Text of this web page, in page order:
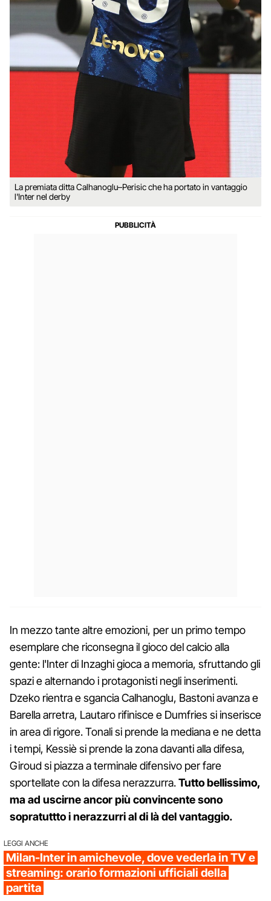
La premiata ditta Calhanoglu–Perisic che ha portato in vantaggio
l'Inter nel derby
In mezzo tante altre emozioni, per un primo tempo
esemplare che riconsegna il gioco del calcio alla
gente: l'Inter di Inzaghi gioca a memoria, sfruttando gli
spazi e alternando i protagonisti negli inserimenti.
Dzeko rientra e sgancia Calhanoglu, Bastoni avanza e
Barella arretra, Lautaro rifinisce e Dumfries si inserisce
in area di rigore. Tonali si prende la mediana e ne detta
i tempi, Kessiè si prende la zona davanti alla difesa,
Giroud si piazza a terminale difensivo per fare
sportellate con la difesa nerazzurra.Tutto bellissimo,
ma ad uscirne ancor più convincente sono
sopratuttto i nerazzurri al di là del vantaggio.
LEGGI ANCHE
Milan-Inter in amichevole, dove vederla in TV e
streaming: orario formazioni ufficiali della
partita